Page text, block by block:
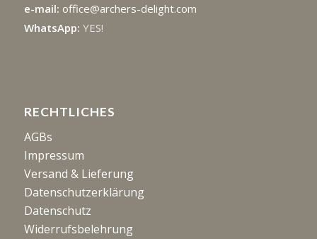
e-mail: office@archers-delight.com
WhatsApp: YES!
RECHTLICHES
AGBs
Impressum
Versand & Lieferung
Datenschutzerklärung
Datenschutz
Widerrufsbelehrung